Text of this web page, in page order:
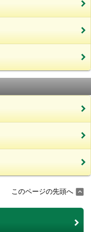
このページの先頭へ